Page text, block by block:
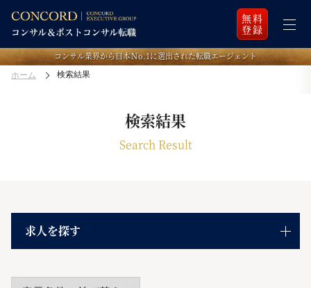
無料
登録
コンサル業界から日本Ｎo.1に選出された転職エージェント
ホーム 検索結果
検索結果
Search Result
求人を探す